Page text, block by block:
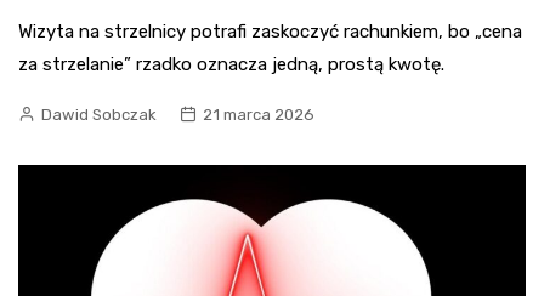
Wizyta na strzelnicy potrafi zaskoczyć rachunkiem, bo „cena
za strzelanie” rzadko oznacza jedną, prostą kwotę.
Dawid Sobczak 21 marca 2026